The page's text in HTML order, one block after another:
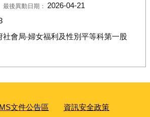
最後異動日期： 2026-04-21
社會局‧婦女福利及性別平等科第一股
文件公告區 資訊安全政策